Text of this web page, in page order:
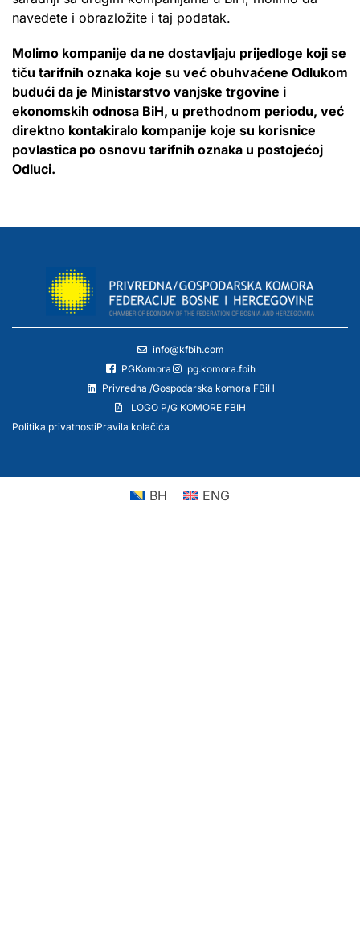
navedete i obrazložite i taj podatak.
Molimo kompanije da ne dostavljaju prijedloge koji se
tiču tarifnih oznaka koje su već obuhvaćene Odlukom
budući da je Ministarstvo vanjske trgovine i
ekonomskih odnosa BiH, u prethodnom periodu, već
direktno kontakiralo kompanije koje su korisnice
povlastica po osnovu tarifnih oznaka u postojećoj
Odluci.
info@kfbih.com
PGKomora
pg.komora.fbih
Privredna /Gospodarska komora FBiH
LOGO P/G KOMORE FBIH
Politika privatnostiPravila kolačića
BH ENG